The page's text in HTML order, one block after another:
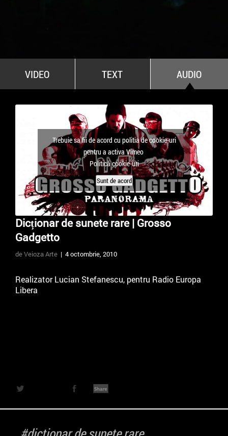
VIDEO TEXT AUDIO
Trebuie sa fii de acord cu politia de cookie-uri
pentru a activa Vimeo
Politică cookie-uri
Sunt de acord
Dicționar de sunete rare | Grosso
Gadgetto
de Veioza Arte | 4 octombrie, 2010
Realizator Lucian Stefanescu, pentru Radio Europa
Libera